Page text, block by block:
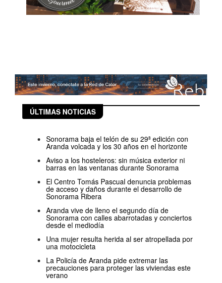
ÚLTIMAS NOTICIAS
Sonorama baja el telón de su 29ª edición con
Aranda volcada y los 30 años en el horizonte
Aviso a los hosteleros: sin música exterior ni
barras en las ventanas durante Sonorama
El Centro Tomás Pascual denuncia problemas
de acceso y daños durante el desarrollo de
Sonorama Ribera
Aranda vive de lleno el segundo día de
Sonorama con calles abarrotadas y conciertos
desde el mediodía
Una mujer resulta herida al ser atropellada por
una motocicleta
La Policía de Aranda pide extremar las
precauciones para proteger las viviendas este
verano